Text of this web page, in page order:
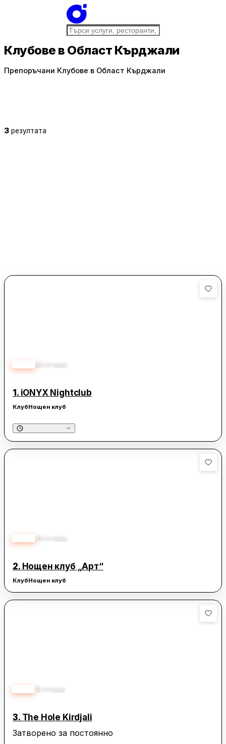
Клубове в Област Кърджали
Препоръчани Клубове в Област Кърджали
3 резултата
43 отзива
1. iONYX Nightclub
КлубНощен клуб
26 отзива
2. Нощен клуб „Арт“
КлубНощен клуб
13 отзива
3. The Hole Kirdjali
Затворено за постоянно